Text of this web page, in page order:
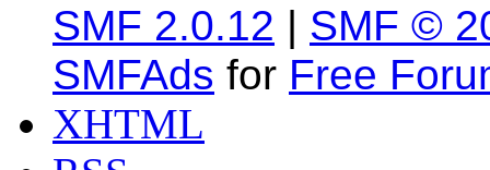
SMF 2.0.12 | SMF ©
SMFAds for Free
XHTML